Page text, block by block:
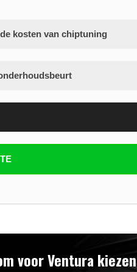
kosten van chiptuning
voor Ventura kiezen